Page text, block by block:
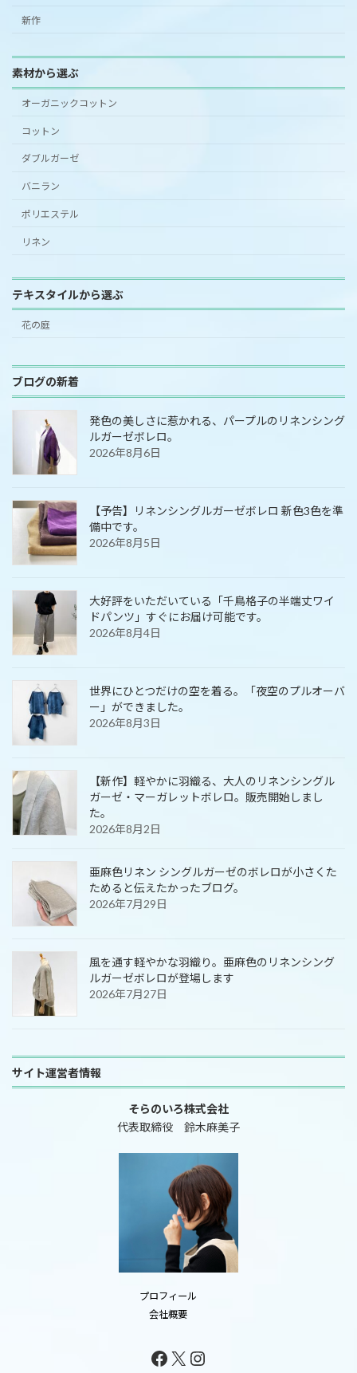
新作
素材から選ぶ
オーガニックコットン
コットン
ダブルガーゼ
バニラン
ポリエステル
リネン
テキスタイルから選ぶ
花の庭
ブログの新着
発色の美しさに惹かれる、パープルのリネンシング
ルガーゼボレロ。
2026年8月6日
【予告】リネンシングルガーゼボレロ 新色3色を準
備中です。
2026年8月5日
大好評をいただいている「千鳥格子の半端丈ワイ
ドパンツ」すぐにお届け可能です。
2026年8月4日
世界にひとつだけの空を着る。「夜空のプルオーバ
ー」ができました。
2026年8月3日
【新作】軽やかに羽織る、大人のリネンシングル
ガーゼ・マーガレットボレロ。販売開始しまし
た。
2026年8月2日
亜麻色リネン シングルガーゼのボレロが小さくた
ためると伝えたかったブログ。
2026年7月29日
風を通す軽やかな羽織り。亜麻色のリネンシング
ルガーゼボレロが登場します
2026年7月27日
サイト運営者情報
そらのいろ株式会社
代表取締役 鈴木麻美子
プロフィール
会社概要
Facebook
X Instagram